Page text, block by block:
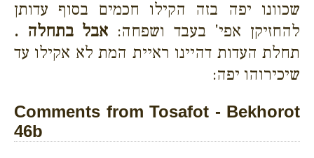
שכוונו יפה בזה הקילו חכמים בסוף עדותן
להחזיקן אפי' בעבד ושפחה: אבל בתחלה .
תחלת העדות דהיינו ראיית המת לא אקילו עד
שיכירוהו יפה:
Comments from Tosafot - Bekhorot
46b